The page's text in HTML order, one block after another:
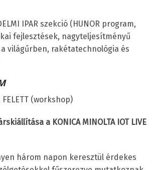
IPAR szekció (HUNOR program,
fejlesztések, nagyteljesítményű
világűrben, rakétatechnológia és
FELETT (workshop)
a KONICA MINOLTA IOT LIVE
három napon keresztül érdekes